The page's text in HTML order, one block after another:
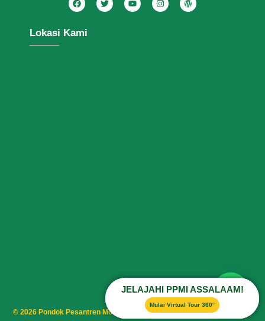
Lokasi Kami
© 2026 Pondok Pesantren Modern Islam Assalaam. All rights reserved.
JELAJAHI PPMI ASSALAAM!
Mulai Virtual Tour 360°